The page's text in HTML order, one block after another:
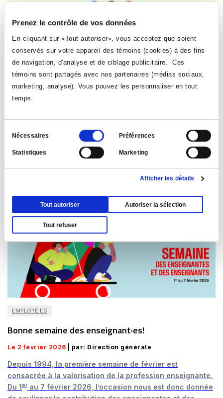
Prenez le contrôle de vos données
En cliquant sur «Tout autoriser», vous acceptez que soient
conservés sur votre appareil des témoins (cookies) à des fins
de navigation, d'analyse et de ciblage publicitaire. Ces
témoins sont partagés avec nos partenaires (médias sociaux,
marketing, analyse). Vous pouvez les personnaliser en tout
temps.
Sélection
consentement
Nécessaires Préférences
Statistiques Marketing
Afficher les détails
Tout autoriser Autoriser la sélection
Tout refuser
Diffusion des Jeux olympiques à l'Agora
Milano-Cortina, du 6 au 22 février 2026 à l’Agora.
EMPLOYÉ·ES
Bonne semaine des enseignant·es!
Le 2 février 2026 | par: Direction générale
Depuis 1994, la première semaine de février est
consacrée à la valorisation de la profession enseignante.
Du 1er au 7 février 2026, l’occasion nous est donc donnée